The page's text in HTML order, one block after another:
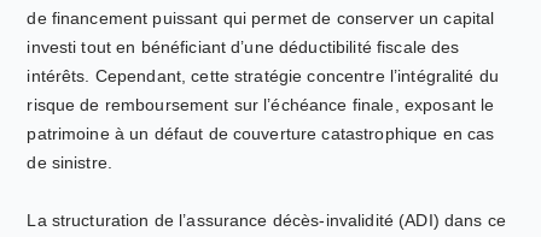
de financement puissant qui permet de conserver un capital
investi tout en bénéficiant d’une déductibilité fiscale des
intérêts. Cependant, cette stratégie concentre l’intégralité du
risque de remboursement sur l’échéance finale, exposant le
patrimoine à un défaut de couverture catastrophique en cas
de sinistre.
La structuration de l’assurance décès-invalidité (ADI) dans ce